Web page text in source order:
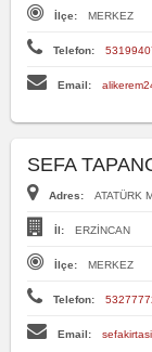
İlçe: MERKEZ
Telefon:
Email:
SEFA
Adres: ATATÜRK
İl: ERZİNCAN
İlçe: MERKEZ
Telefon:
Email: